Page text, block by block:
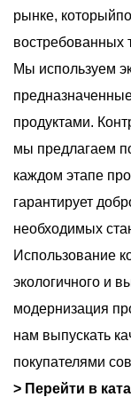
рынке,
востребованных
Мы используем
продуктами.
мы предлагаем
каждом этапе
гарантирует
необходимых
Использование
экологичного и
модернизация
нам выпускать
покупателями
> Перейти в